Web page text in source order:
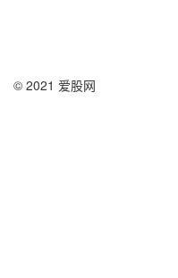
© 2021 爱股网